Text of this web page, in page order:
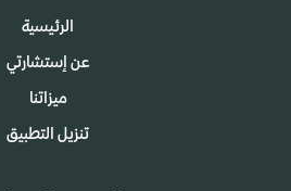
الرئيسية
عن إستشارتي
ميزاتنا
تنزيل التطبيق